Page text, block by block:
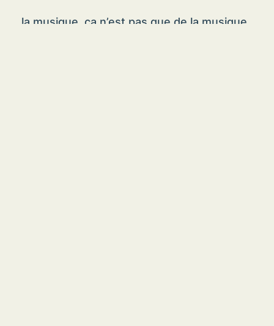
la musique, ça n’est pas que de la musique.